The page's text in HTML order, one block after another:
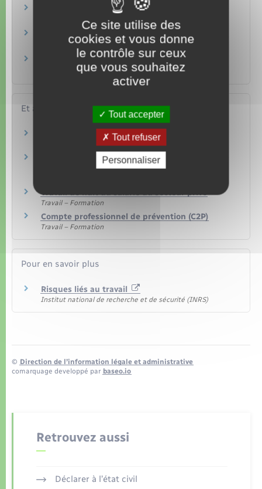
Un salarié saisonnier est-il suivi par la
médecine du travail ?
Un salarié peut-il être dispensé de la visite
médicale d'embauche ?
Un ressortissant européen salarié en France a-
t-il les mêmes droits qu'un salarié français ?
Et aussi
Médecine du travail
Travail – Formation
Santé et sécurité au travail dans la fonction
Travail de nuit du salarié du secteur privé
Travail – Formation
Compte professionnel de prévention (C2P)
Travail – Formation
Pour en savoir plus
Risques liés au travail
Institut national de recherche et de sécurité (INRS)
© Direction de l’information légale et administrative
comarquage developpé par baseo.io
Retrouvez aussi
Déclarer à l’état civil
Ce site utilise des
cookies et vous donne
le contrôle sur ceux
que vous souhaitez
activer
Tout accepter
Tout refuser
Personnaliser